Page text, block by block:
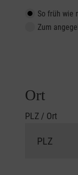
So früh wie
Zum
Ort
PLZ / Ort